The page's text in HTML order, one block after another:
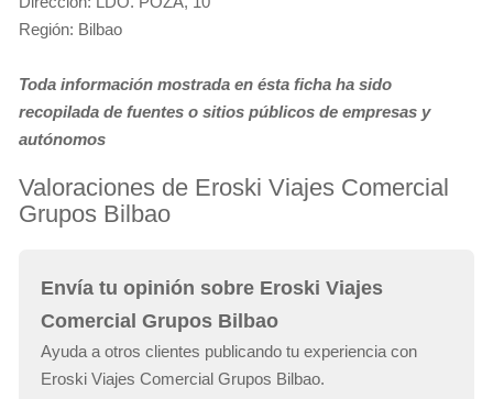
Región: Bilbao
Toda información mostrada en ésta ficha ha sido
recopilada de fuentes o sitios públicos de empresas y
autónomos
Valoraciones de Eroski Viajes Comercial
Grupos Bilbao
Envía tu opinión sobre Eroski Viajes
Comercial Grupos Bilbao
Ayuda a otros clientes publicando tu experiencia con
Eroski Viajes Comercial Grupos Bilbao.